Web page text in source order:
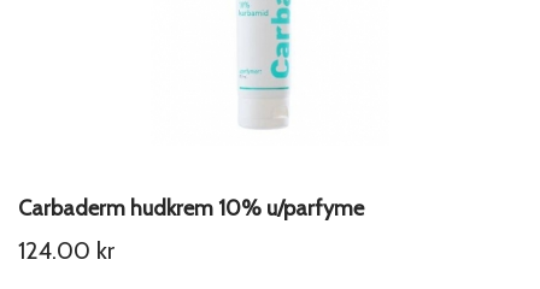
Carbaderm hudkrem 10% u/parfyme
124.00 kr